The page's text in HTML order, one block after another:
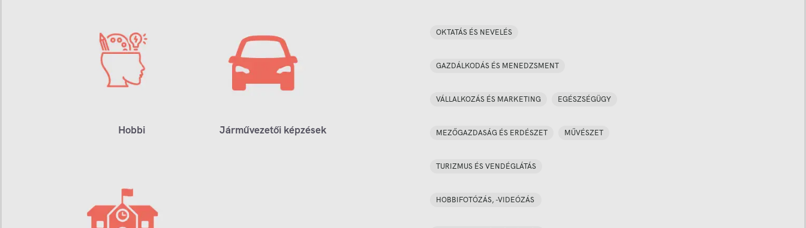
Hobbi Járművezetői képzések
OKTATÁS ÉS NEVELÉS
GAZDÁLKODÁS ÉS MENEDZSMENT
VÁLLALKOZÁS ÉS MARKETING EGÉSZSÉGÜGY
MEZŐGAZDASÁG ÉS ERDÉSZET MŰVÉSZET
TURIZMUS ÉS VENDÉGLÁTÁS
HOBBIFOTÓZÁS, -VIDEÓZÁS